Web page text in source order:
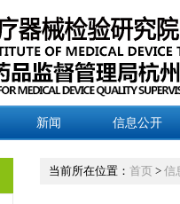
新闻 信息公开
当前所在位置： 首页 > 信